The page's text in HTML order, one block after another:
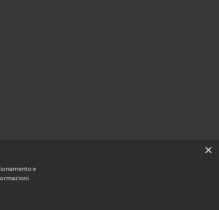
×
e